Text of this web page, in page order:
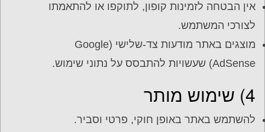
אין הבטחה לזמינות קופון, לתוקפו או להתאמתו
לצורכי המשתמש.
מוצגים באתר מודעות צד-שלישי (Google
AdSense) שעשויות להתבסס על נתוני שימוש.
4) שימוש מותר
להשתמש באתר באופן חוקי, פרטי וסביר.